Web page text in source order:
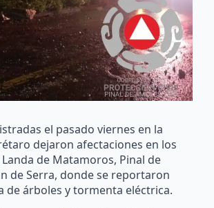
el pasado viernes en la
dejaron afectaciones en los
de Matamoros, Pinal de
de Serra, donde se reportaron
de árboles y tormenta eléctrica.